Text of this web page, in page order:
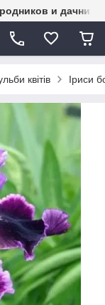
и
квітів Іриси